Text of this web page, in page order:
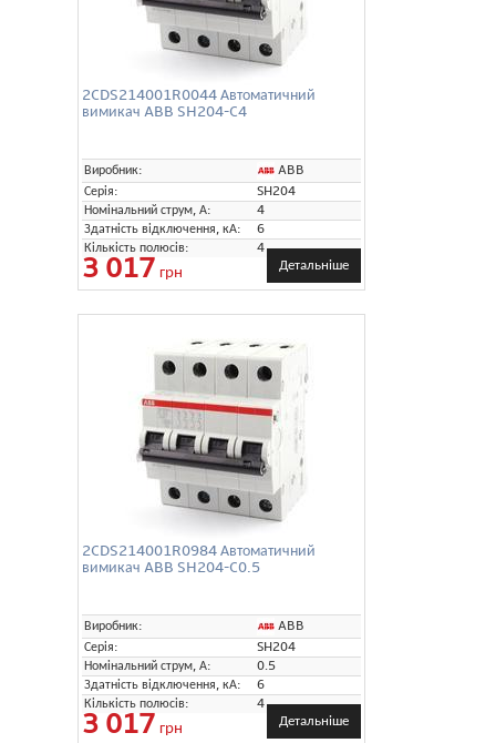
2CDS214001R0044 Автоматичний
вимикач ABB SH204-C4
Виробник:
ABB
Серія:
SH204
Номінальний струм, А:
4
Здатність відключення, кА:
6
Кількість полюсів:
4
3 017 грн Детальніше
2CDS214001R0984 Автоматичний
вимикач ABB SH204-C0.5
Виробник:
ABB
Серія:
SH204
Номінальний струм, А:
0.5
Здатність відключення, кА:
6
Кількість полюсів:
4
3 017 грн Детальніше